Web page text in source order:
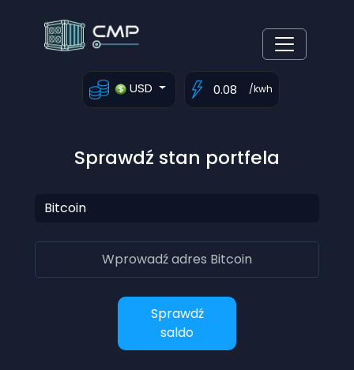
USD /kwh
Sprawdź stan portfela
Sprawdź
saldo